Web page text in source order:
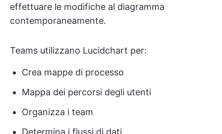
effettuare le modifiche al diagramma
contemporaneamente.
Teams utilizzano Lucidchart per:
Crea mappe di processo
Mappa dei percorsi degli utenti
Organizza i team
Determina i flussi di dati